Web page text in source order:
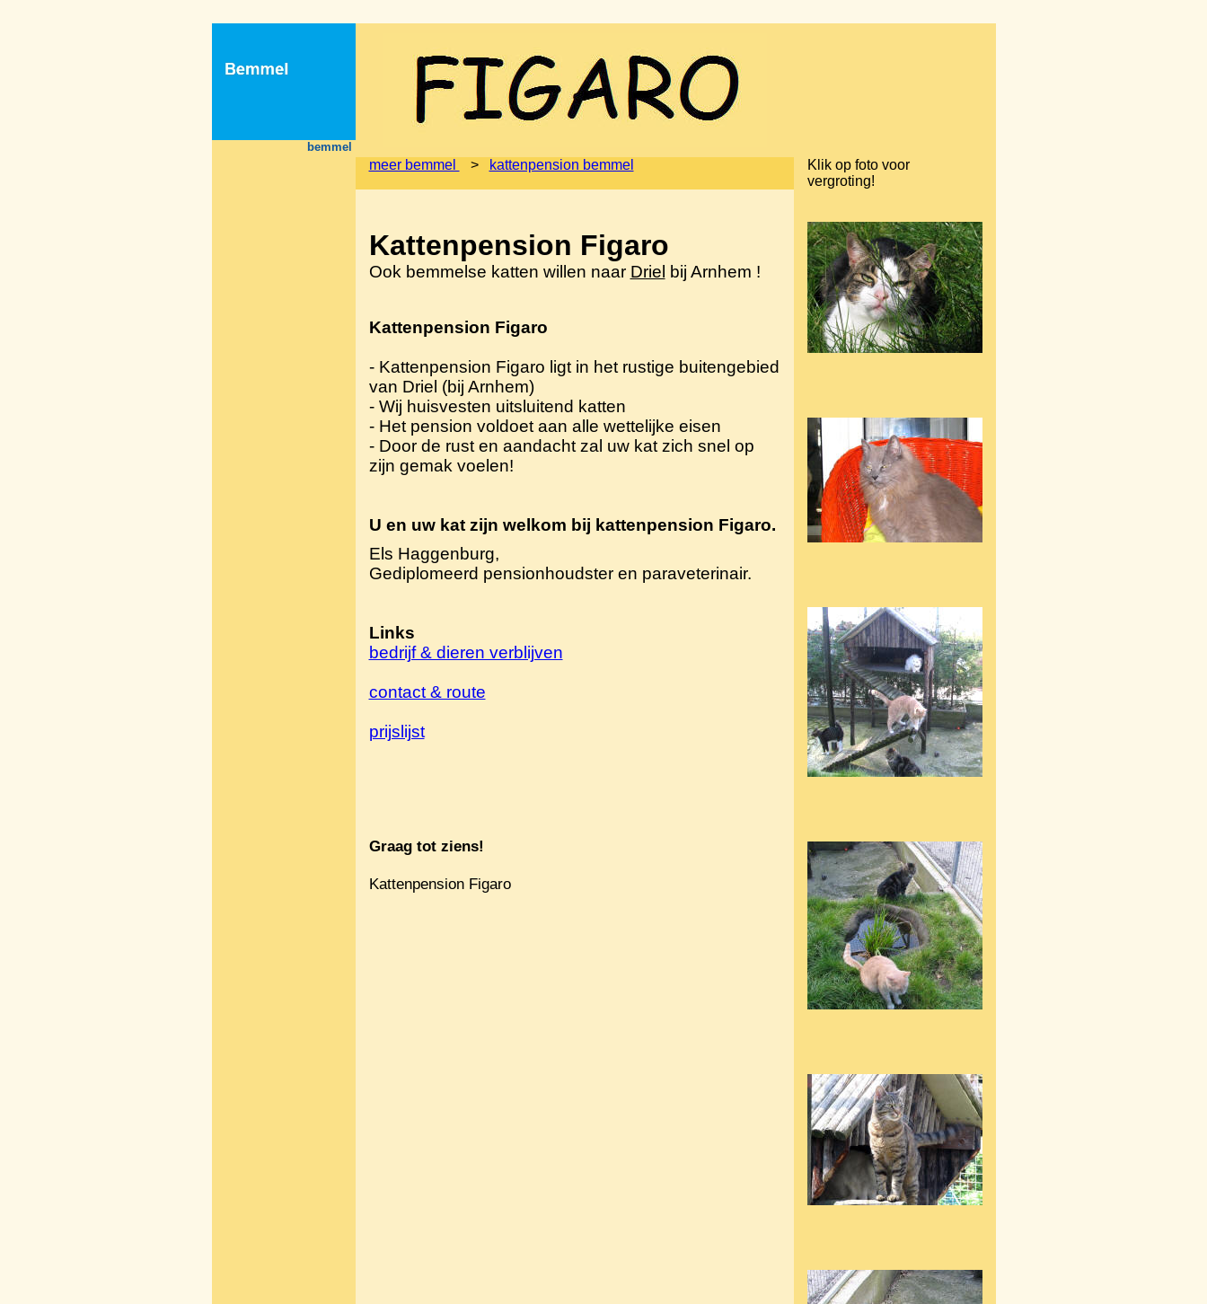
bemmel
meer bemmel > kattenpension bemmel
Klik op foto voor
vergroting!
Kattenpension Figaro
Ook bemmelse katten willen naar Driel bij Arnhem !
Kattenpension Figaro
- Kattenpension Figaro ligt in het rustige buitengebied
van Driel (bij Arnhem)
- Wij huisvesten uitsluitend katten
- Het pension voldoet aan alle wettelijke eisen
- Door de rust en aandacht zal uw kat zich snel op
zijn gemak voelen!
U en uw kat zijn welkom bij kattenpension Figaro.
Els Haggenburg,
Gediplomeerd pensionhoudster en paraveterinair.
Links
bedrijf & dieren verblijven
contact & route
prijslijst
Graag tot ziens!
Kattenpension Figaro